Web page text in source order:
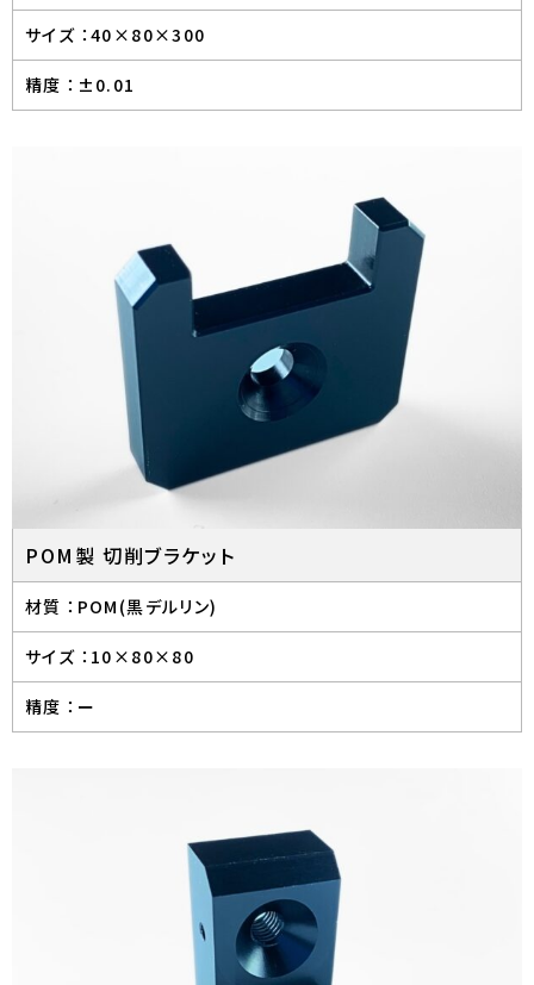
サイズ ： 40×80×300
精度 ： ±0.01
POM製 切削ブラケット
材質 ： POM(黒デルリン)
サイズ ： 10×80×80
精度 ： ー